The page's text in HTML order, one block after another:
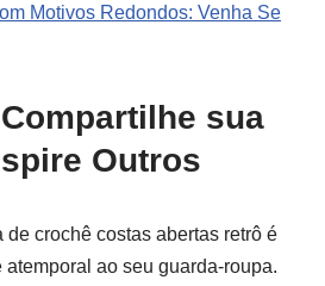
Motivos Redondos: Venha Se
sua
Outros
de crochê costas abertas retrô é
ao seu guarda-roupa.